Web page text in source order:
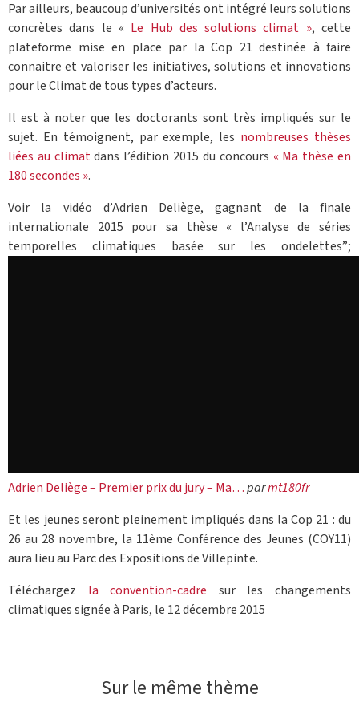
Par ailleurs, beaucoup d’universités ont intégré leurs solutions
concrètes dans le « Le Hub des solutions climat », cette
plateforme mise en place par la Cop 21 destinée à faire
connaitre et valoriser les initiatives, solutions et innovations
pour le Climat de tous types d’acteurs.
Il est à noter que les doctorants sont très impliqués sur le
sujet. En témoignent, par exemple, les nombreuses thèses
liées au climatdans l’édition 2015 du concours « Ma thèse en
180 secondes ».
Voir la vidéo d’Adrien Deliège, gagnant de la finale
internationale 2015 pour sa thèse « l’Analyse de séries
temporelles climatiques basée sur les ondelettes”;
Adrien Deliège – Premier prix du jury – Ma…parmt180fr
Et les jeunes seront pleinement impliqués dans la Cop 21 : du
26 au 28 novembre, la 11ème Conférence des Jeunes (COY11)
aura lieu au Parc des Expositions de Villepinte.
Téléchargez la convention-cadre sur les changements
climatiques signée à Paris, le 12 décembre 2015
Sur le même thème